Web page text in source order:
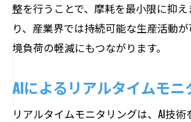
整を行うことで、摩耗を最小限に抑え
り、産業界では持続可能な生産活動
境負荷の軽減にもつながります。
AIによるリアルタイムモニ
リアルタイムモニタリングは、AI技術